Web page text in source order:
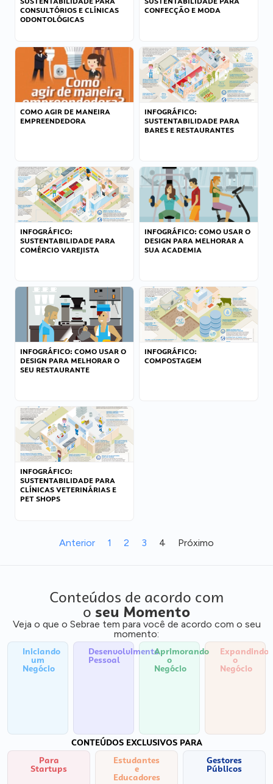
CONSULTÓRIOS E CLÍNICAS
ODONTOLÓGICAS
CONFECÇÃO E MODA
COMO AGIR DE MANEIRA
EMPREENDEDORA
INFOGRÁFICO:
SUSTENTABILIDADE PARA
BARES E RESTAURANTES
INFOGRÁFICO:
SUSTENTABILIDADE PARA
COMÉRCIO VAREJISTA
INFOGRÁFICO: COMO USAR O
DESIGN PARA MELHORAR A
SUA ACADEMIA
INFOGRÁFICO: COMO USAR O
DESIGN PARA MELHORAR O
SEU RESTAURANTE
INFOGRÁFICO:
COMPOSTAGEM
INFOGRÁFICO:
SUSTENTABILIDADE PARA
CLÍNICAS VETERINÁRIAS E
PET SHOPS
Anterior 1 2 3 4 Próximo
Conteúdos de acordo com
o seu Momento
Veja o que o Sebrae tem para você de acordo com o seu
momento:
Iniciando
um
Negócio
Desenvolvimento
Pessoal
Aprimorando
o
Negócio
Expandindo
o
Negócio
CONTEÚDOS EXCLUSIVOS PARA
Para
Startups
Estudantes
e
Educadores
Gestores
Públicos